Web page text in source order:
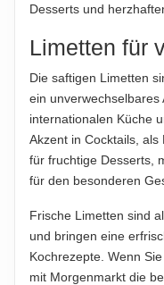
Produktverpackung; nur diese
NETTOFÜLLMENGE
300g
übernommen. Bitte prüfen Sie
Produktverpackung; nur diese
Desserts und
Limetten für
Die saftigen Limetten
ein
internationalen Küche
Akzent in Cocktails,
für fruchtige Desserts,
für den besonderen
Frische Limetten sind
und bringen eine
Kochrezepte. Wenn
mit Morgenmarkt die